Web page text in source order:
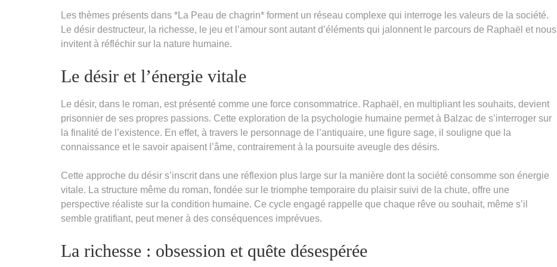
Les thèmes présents dans *La Peau de chagrin* forment un réseau complexe qui interroge les valeurs de la société.
Le désir destructeur, la richesse, le jeu et l’amour sont autant d’éléments qui jalonnent le parcours de Raphaël et nous
invitent à réfléchir sur la nature humaine.
Le désir et l’énergie vitale
Le désir, dans le roman, est présenté comme une force consommatrice. Raphaël, en multipliant les souhaits, devient
prisonnier de ses propres passions. Cette exploration de la psychologie humaine permet à Balzac de s’interroger sur
la finalité de l’existence. En effet, à travers le personnage de l’antiquaire, une figure sage, il souligne que la
connaissance et le savoir apaisent l’âme, contrairement à la poursuite aveugle des désirs.
Cette approche du désir s’inscrit dans une réflexion plus large sur la manière dont la société consomme son énergie
vitale. La structure même du roman, fondée sur le triomphe temporaire du plaisir suivi de la chute, offre une
perspective réaliste sur la condition humaine. Ce cycle engagé rappelle que chaque rêve ou souhait, même s’il
semble gratifiant, peut mener à des conséquences imprévues.
La richesse : obsession et quête désespérée